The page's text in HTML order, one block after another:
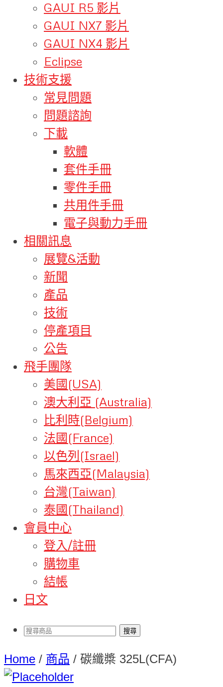
GAUI R5 影片
GAUI NX7 影片
GAUI NX4 影片
Eclipse
技術支援
常見問題
問題諮詢
下載
軟體
套件手冊
零件手冊
共用件手冊
電子與動力手冊
相關訊息
展覽&活動
新聞
產品
技術
停產項目
公告
飛手團隊
美國(USA)
澳大利亞 (Australia)
比利時(Belgium)
法國(France)
以色列(Israel)
馬來西亞(Malaysia)
台灣(Taiwan)
泰國(Thailand)
會員中心
登入/註冊
購物車
結帳
日文
Home / 商品 / 碳纖槳 325L(CFA)